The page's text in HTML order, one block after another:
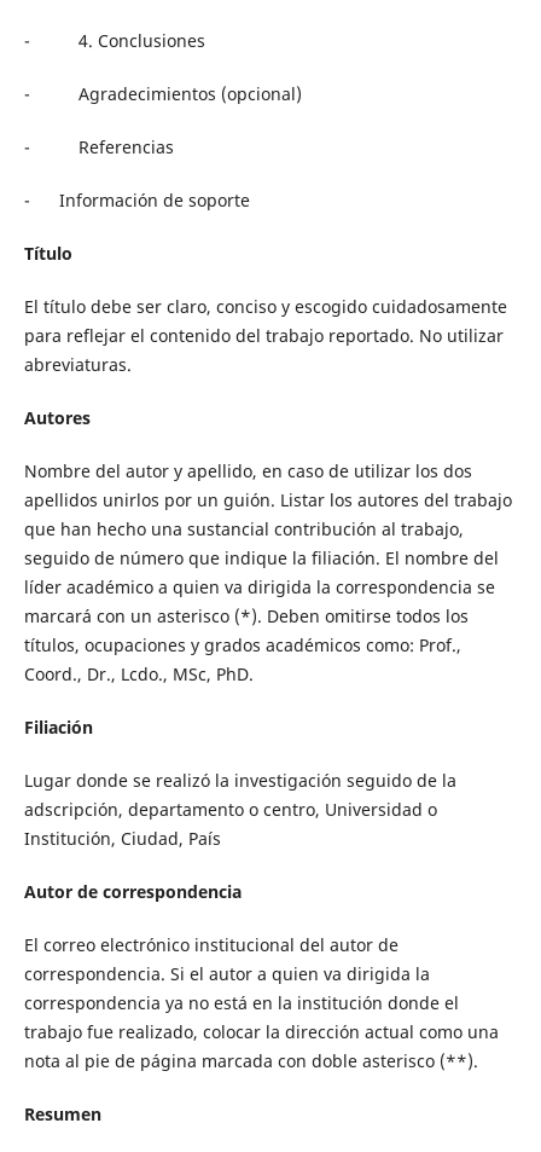
- 4. Conclusiones
- Agradecimientos (opcional)
- Referencias
- Información de soporte
Título
El título debe ser claro, conciso y escogido cuidadosamente
para reflejar el contenido del trabajo reportado. No utilizar
abreviaturas.
Autores
Nombre del autor y apellido, en caso de utilizar los dos
apellidos unirlos por un guión. Listar los autores del trabajo
que han hecho una sustancial contribución al trabajo,
seguido de número que indique la filiación. El nombre del
líder académico a quien va dirigida la correspondencia se
marcará con un asterisco (*). Deben omitirse todos los
títulos, ocupaciones y grados académicos como: Prof.,
Coord., Dr., Lcdo., MSc, PhD.
Filiación
Lugar donde se realizó la investigación seguido de la
adscripción, departamento o centro, Universidad o
Institución, Ciudad, País
Autor de correspondencia
El correo electrónico institucional del autor de
correspondencia. Si el autor a quien va dirigida la
correspondencia ya no está en la institución donde el
trabajo fue realizado, colocar la dirección actual como una
nota al pie de página marcada con doble asterisco (**).
Resumen